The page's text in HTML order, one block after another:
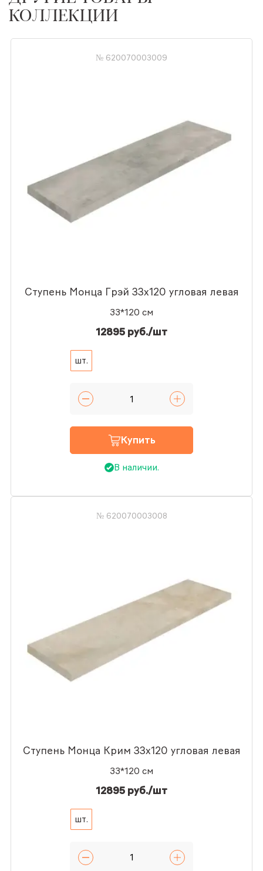
КОЛЛЕКЦИИ
№ 620070003009
Ступень Монца Грэй 33x120 угловая левая
33*120 см
12895 руб./шт
шт.
Купить
В наличии.
№ 620070003008
Ступень Монца Крим 33x120 угловая левая
33*120 см
12895 руб./шт
шт.